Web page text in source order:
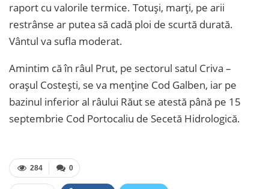
raport cu valorile termice. Totuși, marți, pe arii
restrânse ar putea să cadă ploi de scurtă durată.
Vântul va sufla moderat.
Amintim că în râul Prut, pe sectorul satul Criva –
orașul Costești, se va menține Cod Galben, iar pe
bazinul inferior al râului Răut se atestă până pe 15
septembrie Cod Portocaliu de Secetă Hidrologică.
0
284